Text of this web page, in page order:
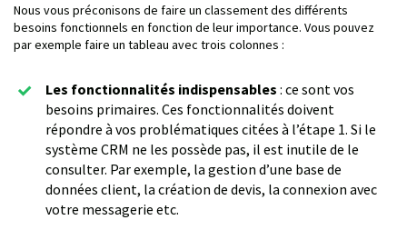
Nous vous préconisons de faire un classement des différents
besoins fonctionnels en fonction de leur importance. Vous pouvez
par exemple faire un tableau avec trois colonnes :
Les fonctionnalités indispensables : ce sont vos
besoins primaires. Ces fonctionnalités doivent
répondre à vos problématiques citées à l’étape 1. Si le
système CRM ne les possède pas, il est inutile de le
consulter. Par exemple, la gestion d’une base de
données client, la création de devis, la connexion avec
votre messagerie etc.